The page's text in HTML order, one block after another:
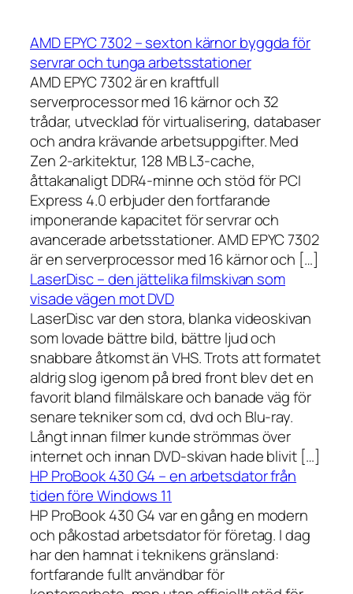
AMD EPYC 7302 – sexton kärnor byggda för
servrar och tunga arbetsstationer
AMD EPYC 7302 är en kraftfull
serverprocessor med 16 kärnor och 32
trådar, utvecklad för virtualisering, databaser
och andra krävande arbetsuppgifter. Med
Zen 2-arkitektur, 128 MB L3-cache,
åttakanaligt DDR4-minne och stöd för PCI
Express 4.0 erbjuder den fortfarande
imponerande kapacitet för servrar och
avancerade arbetsstationer. AMD EPYC 7302
är en serverprocessor med 16 kärnor och […]
LaserDisc – den jättelika filmskivan som
visade vägen mot DVD
LaserDisc var den stora, blanka videoskivan
som lovade bättre bild, bättre ljud och
snabbare åtkomst än VHS. Trots att formatet
aldrig slog igenom på bred front blev det en
favorit bland filmälskare och banade väg för
senare tekniker som cd, dvd och Blu-ray.
Långt innan filmer kunde strömmas över
internet och innan DVD-skivan hade blivit […]
HP ProBook 430 G4 – en arbetsdator från
tiden före Windows 11
HP ProBook 430 G4 var en gång en modern
och påkostad arbetsdator för företag. I dag
har den hamnat i teknikens gränsland:
fortfarande fullt användbar för